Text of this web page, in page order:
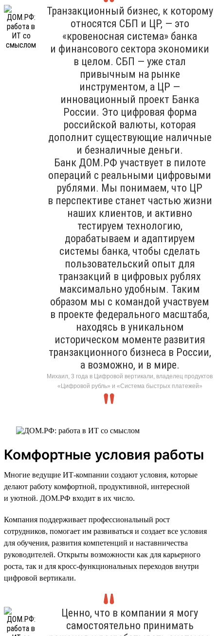
Транзакционный бизнес, к которому
относятся СБП и ЦР, — это
«кровеносная система» банка
и финансового сектора экономики
в целом. СБП — уже стал
привычным на рынке
инструментом, а ЦР —
инновационный проект Банка
России. Это цифровая форма
российской валюты, которая
дополнит существующие наличные
и безналичные деньги.
Банк ДОМ.РФ участвует в пилоте
операций с реальными цифровыми
рублями. Мы понимаем, что ЦР
в перспективе станет частью жизни
наших клиентов, и активно
тестируем технологию,
дорабатываем и адаптируем
системы банка, чтобы сделать
пользовательский опыт для
транзакций в цифровых рублях
максимально удобным. Таким
образом мы с командой участвуем
в проекте федерального масштаба,
находясь в уникальном
историческом моменте развития
транзакционного бизнеса в России,
а возможно, и в мире.
Михаил, 3 года в Цифровой вертикали, владелец продуктов
«Цифровой рубль» и «Система быстрых платежей»
Комфортные условия работы
Многие ведущие ИТ-компании создают условия, которые
делают работу комфортной, продуктивной, интересной
и уютной. ДОМ.РФ входит в их число.
Компания поддерживает профессиональный рост
сотрудников, помогает им развиваться и создает все условия
для обучения, развития компетенций и наставничества
руководителей. Открыты возможности как для карьерного
роста, так и для кросс-функциональных переходов внутри
цифровой вертикали.
Ценно, что в компании я могу
самостоятельно принимать